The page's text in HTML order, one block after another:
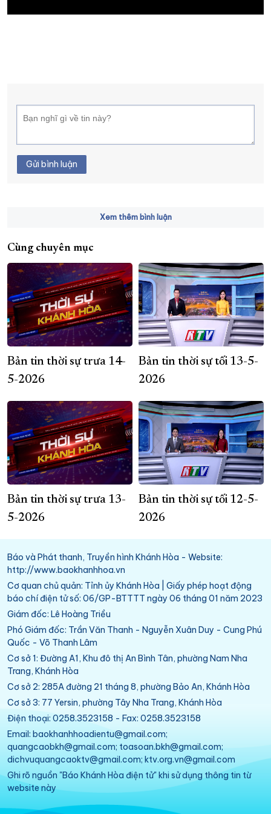
Gửi bình luận
Xem thêm bình luận
Cùng chuyên mục
Bản tin thời sự trưa 14-
5-2026
Bản tin thời sự tối 13-5-
2026
Bản tin thời sự trưa 13-
5-2026
Bản tin thời sự tối 12-5-
2026
Báo và Phát thanh, Truyền hình Khánh Hòa - Website:
http://www.baokhanhhoa.vn
Cơ quan chủ quản: Tỉnh ủy Khánh Hòa | Giấy phép hoạt động
báo chí điện tử số: 06/GP-BTTTT ngày 06 tháng 01 năm 2023
Giám đốc: Lê Hoàng Triều
Phó Giám đốc: Trần Văn Thanh - Nguyễn Xuân Duy - Cung Phú
Quốc - Võ Thanh Lâm
Cơ sở 1: Đường A1, Khu đô thị An Bình Tân, phường Nam Nha
Trang, Khánh Hòa
Cơ sở 2: 285A đường 21 tháng 8, phường Bảo An, Khánh Hòa
Cơ sở 3: 77 Yersin, phường Tây Nha Trang, Khánh Hòa
Điện thoại: 0258.3523158 - Fax: 0258.3523158
Email: baokhanhhoadientu@gmail.com;
quangcaobkh@gmail.com; toasoan.bkh@gmail.com;
dichvuquangcaoktv@gmail.com; ktv.org.vn@gmail.com
Ghi rõ nguồn "Báo Khánh Hòa điện tử" khi sử dụng thông tin từ
website này